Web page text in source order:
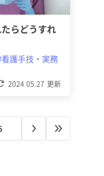
2024.05.27 更新
らどうすれ
護手技・実務